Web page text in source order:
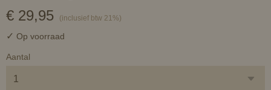
€ 29,95 (inclusief btw 21%)
✓ Op voorraad
Aantal